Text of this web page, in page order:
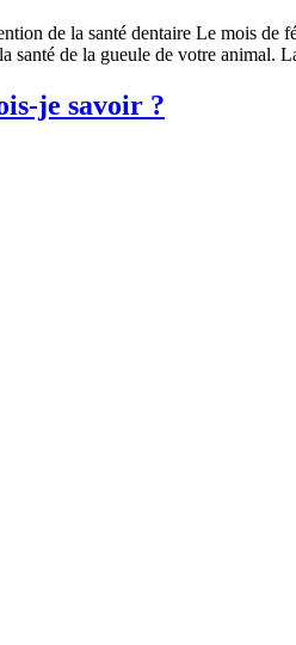
de la santé dentaire Le mois
santé de la gueule de votre
je savoir ?